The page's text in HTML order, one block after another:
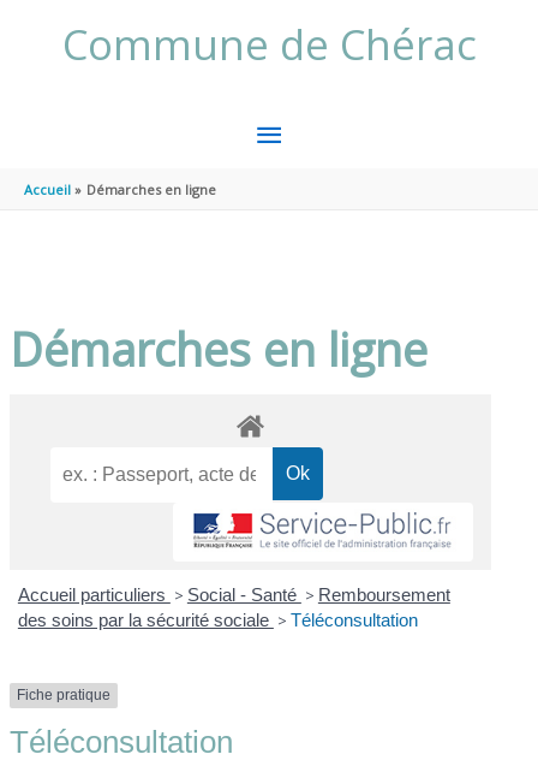
Commune de Chérac
MENU
Accueil Démarches en ligne
Démarches en ligne
Accueil particuliers > Social - Santé > Remboursement
des soins par la sécurité sociale > Téléconsultation
Fiche pratique
Téléconsultation